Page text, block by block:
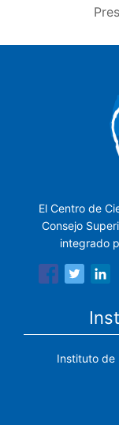
El Centro de
Consejo
integrado
Instituto de